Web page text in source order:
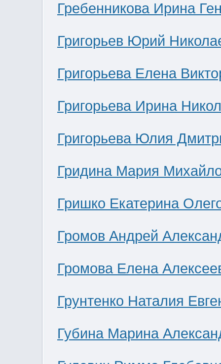
Гребенникова Ирина
Григорьев Юрий
Григорьева Елена
Григорьева Ирина
Григорьева Юлия
Гридина Мария
Гришко Екатерина
Громов Андрей
Громова Елена
Грунтенко Наталия
Губина Марина